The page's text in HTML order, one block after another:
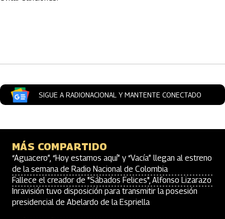
SIGUE A RADIONACIONAL Y MANTENTE CONECTADO
MÁS COMPARTIDO
“Aguacero”, “Hoy estamos aquí” y “Vacía” llegan al estreno
de la semana de Radio Nacional de Colombia
Fallece el creador de "Sábados Felices", Alfonso Lizarazo
Inravisión tuvo disposición para transmitir la posesión
presidencial de Abelardo de la Espriella